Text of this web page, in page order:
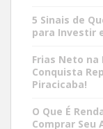
5 Sinais de
para Investir
Frias Neto na
Conquista
Piracicaba!
O Que É
Comprar Seu